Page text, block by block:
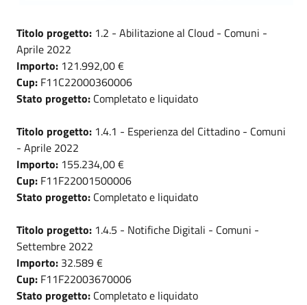
Titolo progetto: 1.2 - Abilitazione al Cloud - Comuni -
Aprile 2022
Importo: 121.992,00 €
Cup: F11C22000360006
Stato progetto: Completato e liquidato
Titolo progetto: 1.4.1 - Esperienza del Cittadino - Comuni
- Aprile 2022
Importo: 155.234,00 €
Cup: F11F22001500006
Stato progetto: Completato e liquidato
Titolo progetto: 1.4.5 - Notifiche Digitali - Comuni -
Settembre 2022
Importo: 32.589 €
Cup: F11F22003670006
Stato progetto: Completato e liquidato